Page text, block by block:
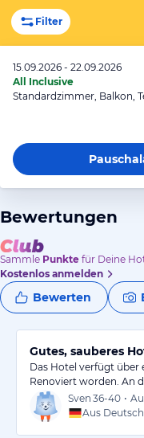
Filter
15.09.2026 - 22.09.2026
All Inclusive
Standardzimmer, Balkon,
Bewertungen
Sammle Punkte für Deine
Kostenlos anmelden
Bewerten
Gutes, sauberes
Das Hotel verfügt über
Renoviert worden. An
Sven 36-40 •
Aus